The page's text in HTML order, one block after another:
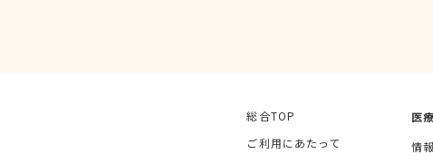
総合TOP
ご利用にあたって
医
情